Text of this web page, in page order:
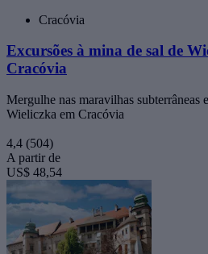
Cracóvia
Excursões à mina de sal de
Cracóvia
Mergulhe nas maravilhas subterrâneas
Wieliczka em Cracóvia
4,4 (504)
A partir de
US$ 48,54